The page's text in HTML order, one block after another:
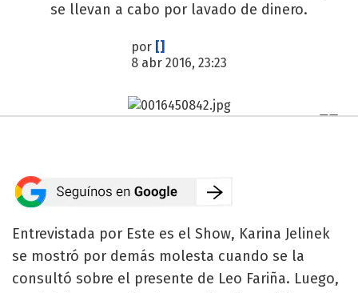
se llevan a cabo por lavado de dinero.
por []
8 abr 2016, 23:23
Entrevistada por Este es el Show, Karina Jelinek
se mostró por demás molesta cuando se la
consultó sobre el presente de Leo Fariña. Luego,